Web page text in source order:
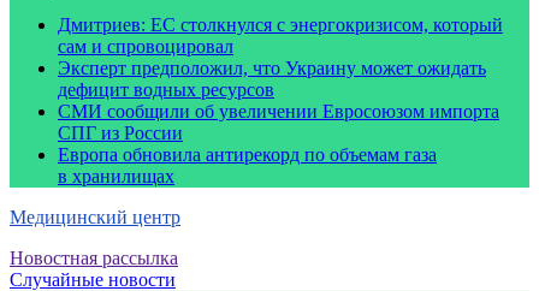
Дмитриев: ЕС столкнулся с энергокризисом, который
сам и спровоцировал
Эксперт предположил, что Украину может ожидать
дефицит водных ресурсов
СМИ сообщили об увеличении Евросоюзом импорта
СПГ из России
Европа обновила антирекорд по объемам газа
в хранилищах
Медицинский центр
Новостная рассылка
Случайные новости